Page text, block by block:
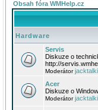
Obsah fóra WMHelp.cz
Hardware
Servis
Diskuze o
http://
Moderátor
Acer
Diskuze o
Moderátor